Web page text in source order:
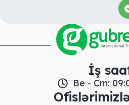
İş
Be - Cm: